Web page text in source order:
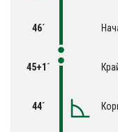
46´
45+1´
44´